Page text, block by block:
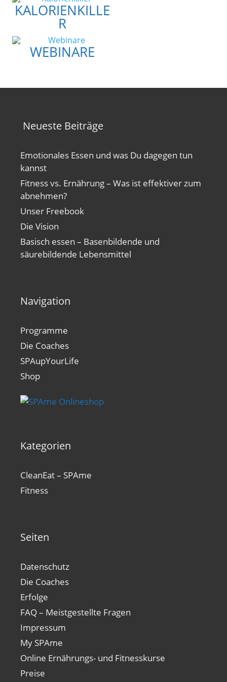
KALORIENKILLE
R
WEBINARE
Neueste Beiträge
Emotionales Essen und was Du dagegen tun
kannst
Fitness vs. Ernährung – Was ist effektiver zum
abnehmen?
Unser Freebook
Die Vision
Basisch essen – Basenbildende und
säurebildende Lebensmittel
Navigation
Programme
Die Coaches
SPAupYourLife
Shop
Kategorien
CleanEat – SPAme
Fitness
Seiten
Datenschutz
Die Coaches
Erfolge
FAQ – Meistgestellte Fragen
Impressum
My SPAme
Online Ernährungs- und Fitnesskurse
Preise